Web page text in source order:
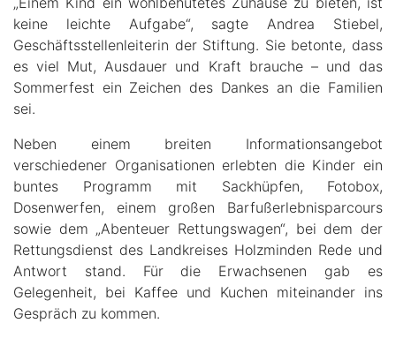
keine leichte Aufgabe“, sagte Andrea Stiebel,
Geschäftsstellenleiterin der Stiftung. Sie betonte, dass
es viel Mut, Ausdauer und Kraft brauche – und das
Sommerfest ein Zeichen des Dankes an die Familien
sei.
Neben einem breiten Informationsangebot
verschiedener Organisationen erlebten die Kinder ein
buntes Programm mit Sackhüpfen, Fotobox,
Dosenwerfen, einem großen Barfußerlebnisparcours
sowie dem „Abenteuer Rettungswagen“, bei dem der
Rettungsdienst des Landkreises Holzminden Rede und
Antwort stand. Für die Erwachsenen gab es
Gelegenheit, bei Kaffee und Kuchen miteinander ins
Gespräch zu kommen.